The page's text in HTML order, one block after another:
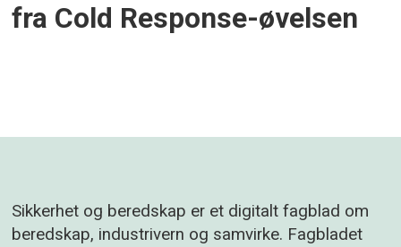
fra Cold Response-øvelsen
Sikkerhet og beredskap er et digitalt fagblad om
beredskap, industrivern og samvirke. Fagbladet